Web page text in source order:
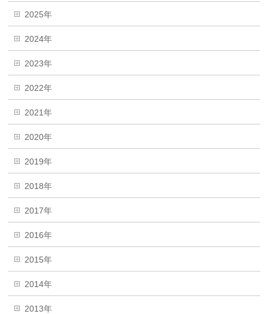
2025年
2024年
2023年
2022年
2021年
2020年
2019年
2018年
2017年
2016年
2015年
2014年
2013年